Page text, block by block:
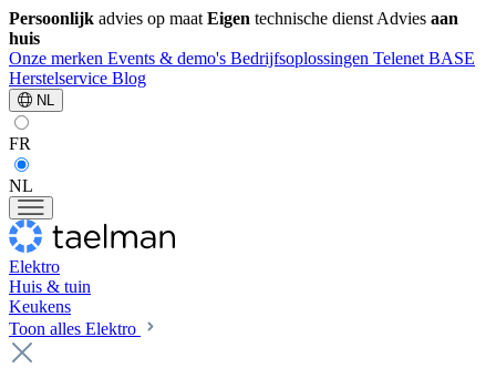
Persoonlijk advies op maat Eigen technische dienst Advies aan
huis
Onze merken Events & demo's Bedrijfsoplossingen Telenet BASE
Herstelservice Blog
NL
FR
NL
Elektro
Huis & tuin
Keukens
Toon alles Elektro